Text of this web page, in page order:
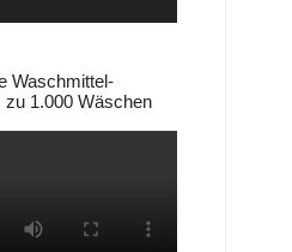
Waschmittel-
zu 1.000 Wäschen